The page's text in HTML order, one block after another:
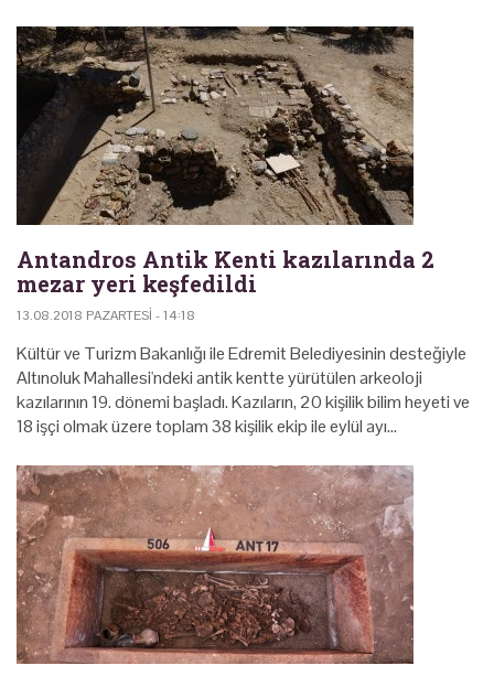
Antandros Antik Kenti kazılarında 2
mezar yeri keşfedildi
13.08.2018 PAZARTESI - 14:18
Kültür ve Turizm Bakanlığı ile Edremit Belediyesinin desteğiyle
Altınoluk Mahallesi'ndeki antik kentte yürütülen arkeoloji
kazılarının 19. dönemi başladı. Kazıların, 20 kişilik bilim heyeti ve
18 işçi olmak üzere toplam 38 kişilik ekip ile eylül ayı…